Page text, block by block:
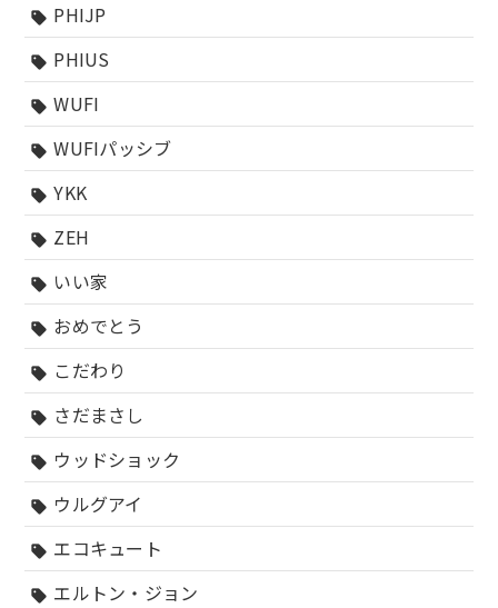
sell PHIJP
sell PHIUS
sell WUFI
sell WUFIパッシブ
sell YKK
sell ZEH
sell いい家
sell おめでとう
sell こだわり
sell さだまさし
sell ウッドショック
sell ウルグアイ
sell エコキュート
sell エルトン・ジョン